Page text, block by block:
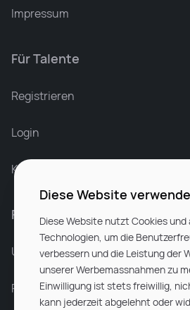
Impressum
Für Talente
Registrieren
Login
Karriere bei Rocken
Für Unternehmen
Unsere Dienstleistungen
Partnerunternehmen
Diese Website
Diese Website nutzt Cookies und
Technologien, um die
verbessern und die Leistung der
unserer Werbemassnahmen zu
Einwilligung ist stets freiwillig,
kann jederzeit abgelehnt oder